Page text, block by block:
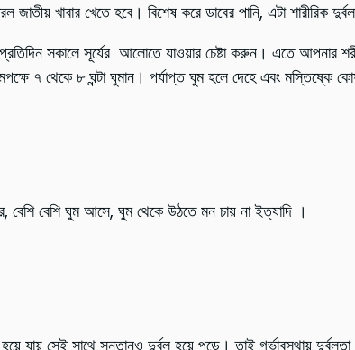
খাবার খেতে হবে। বিশেষ করে ডাবের পানি, এটা শারীরিক
সকালে সূর্যের আলোতে যাওয়ার চেষ্টা করুন। এতে আপনার
৭ থেকে ৮ ঘন্টা ঘুমান। পর্যাপ্ত ঘুম হলে দেহে এবং মস্তিষ্কে
বেশি বেশি ঘুম আসে, ঘুম থেকে উঠতে মন চায় না ইত্যাদি ।
যায় সেই সাথে সন্তানও দুর্বল হয়ে পড়ে। তাই গর্ভাবস্থায় দুর্বলতা